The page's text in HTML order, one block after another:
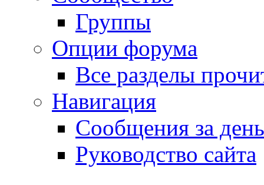
Группы
Опции форума
Все разделы
Навигация
Сообщения за день
Руководство сайта